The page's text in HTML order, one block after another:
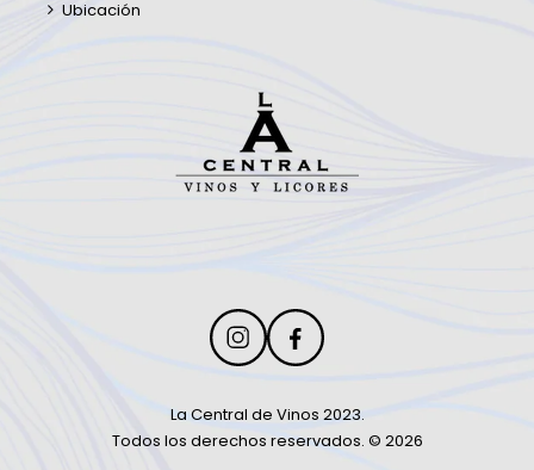
Ubicación
La Central de Vinos 2023.
Todos los derechos reservados. © 2026